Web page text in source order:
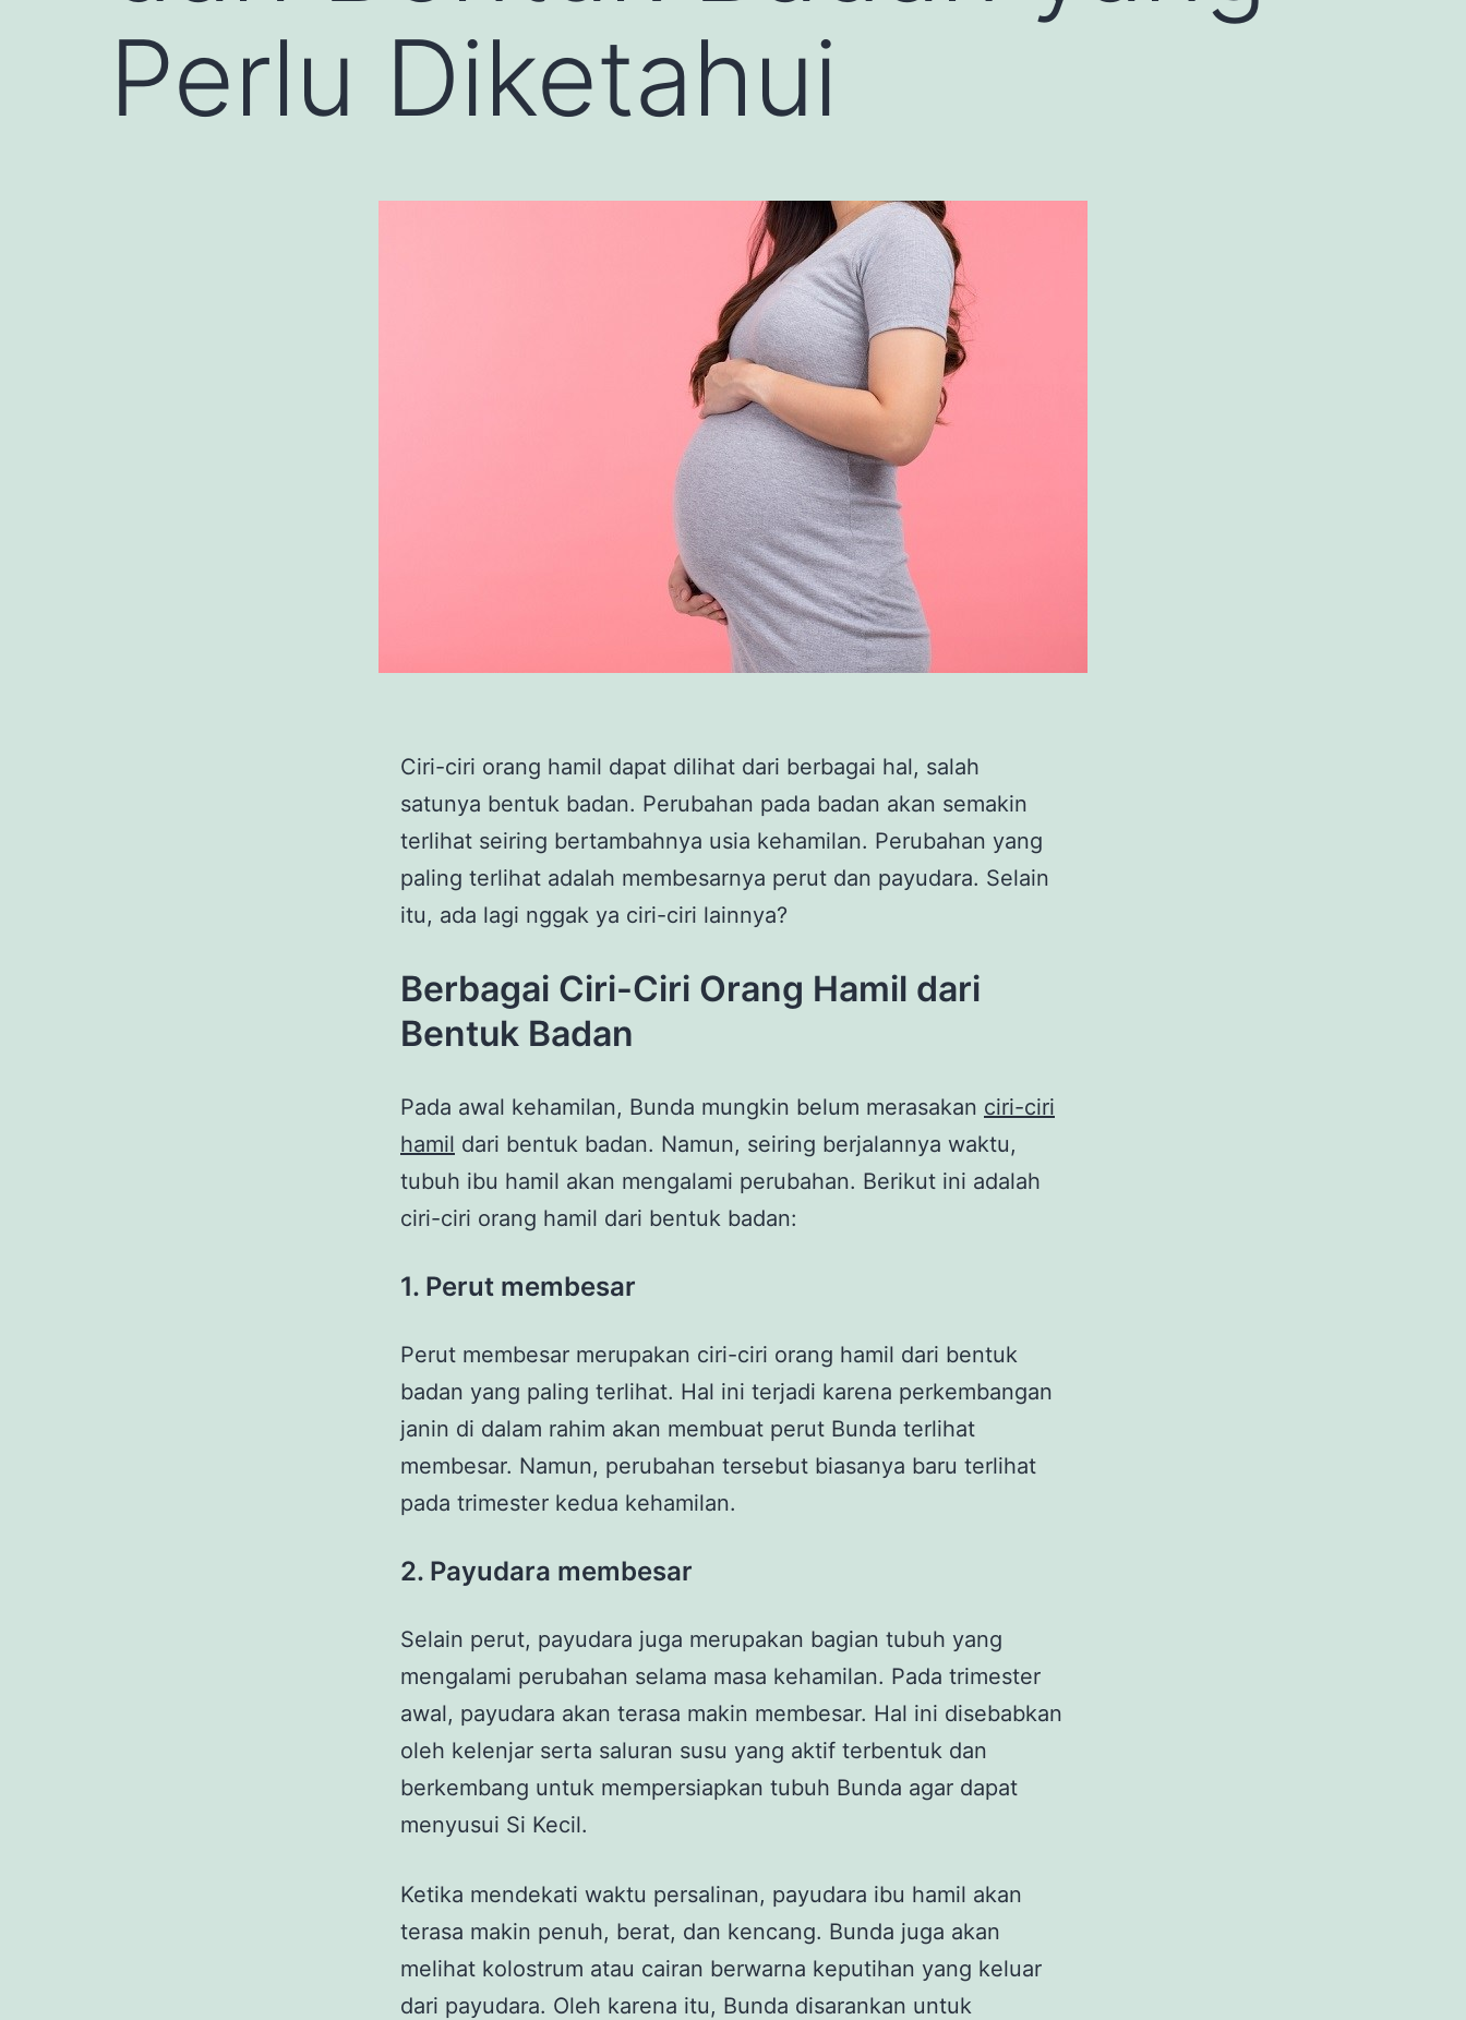
Perlu Diketahui
Ciri-ciri orang hamil dapat dilihat dari berbagai hal, salah
satunya bentuk badan. Perubahan pada badan akan semakin
terlihat seiring bertambahnya usia kehamilan. Perubahan yang
paling terlihat adalah membesarnya perut dan payudara. Selain
itu, ada lagi nggak ya ciri-ciri lainnya?
Berbagai Ciri-Ciri Orang Hamil dari
Bentuk Badan
Pada awal kehamilan, Bunda mungkin belum merasakan ciri-ciri
hamil dari bentuk badan. Namun, seiring berjalannya waktu,
tubuh ibu hamil akan mengalami perubahan. Berikut ini adalah
ciri-ciri orang hamil dari bentuk badan:
1. Perut membesar
Perut membesar merupakan ciri-ciri orang hamil dari bentuk
badan yang paling terlihat. Hal ini terjadi karena perkembangan
janin di dalam rahim akan membuat perut Bunda terlihat
membesar. Namun, perubahan tersebut biasanya baru terlihat
pada trimester kedua kehamilan.
2. Payudara membesar
Selain perut, payudara juga merupakan bagian tubuh yang
mengalami perubahan selama masa kehamilan. Pada trimester
awal, payudara akan terasa makin membesar. Hal ini disebabkan
oleh kelenjar serta saluran susu yang aktif terbentuk dan
berkembang untuk mempersiapkan tubuh Bunda agar dapat
menyusui Si Kecil.
Ketika mendekati waktu persalinan, payudara ibu hamil akan
terasa makin penuh, berat, dan kencang. Bunda juga akan
melihat kolostrum atau cairan berwarna keputihan yang keluar
dari payudara. Oleh karena itu, Bunda disarankan untuk